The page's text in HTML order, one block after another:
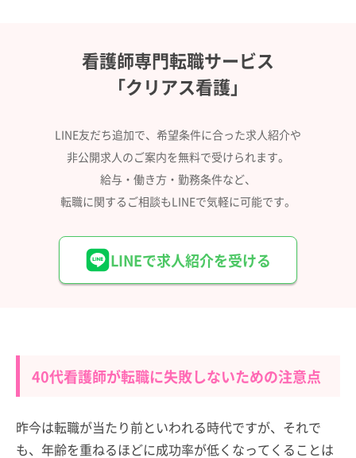
看護師専門転職サービス
「クリアス看護」
LINE友だち追加で、希望条件に合った求人紹介や
非公開求人のご案内を無料で受けられます。
給与・働き方・勤務条件など、
転職に関するご相談もLINEで気軽に可能です。
LINEで求人紹介を受ける
40代看護師が転職に失敗しないための注意点
昨今は転職が当たり前といわれる時代ですが、それで
も、年齢を重ねるほどに成功率が低くなってくることは